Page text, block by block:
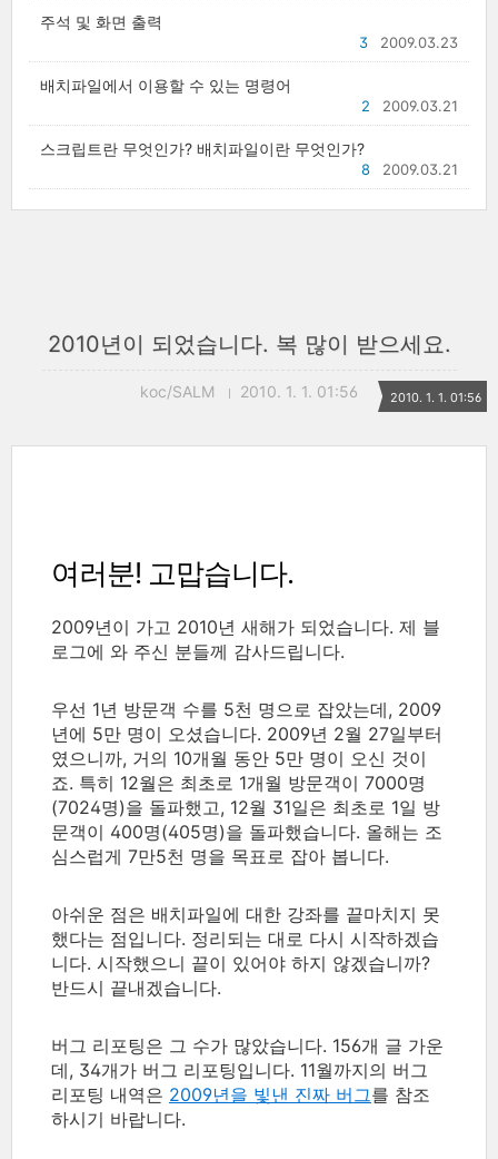
주석 및 화면 출력
2009.03.23
3
배치파일에서 이용할 수 있는 명령어
2009.03.21
2
스크립트란 무엇인가? 배치파일이란 무엇인가?
2009.03.21
8
2010년이 되었습니다. 복 많이 받으세요.
koc/SALM 2010. 1. 1. 01:56 2010. 1. 1. 01:56
여러분! 고맙습니다.
2009년이 가고 2010년 새해가 되었습니다. 제 블
로그에 와 주신 분들께 감사드립니다.
우선 1년 방문객 수를 5천 명으로 잡았는데, 2009
년에 5만 명이 오셨습니다. 2009년 2월 27일부터
였으니까, 거의 10개월 동안 5만 명이 오신 것이
죠. 특히 12월은 최초로 1개월 방문객이 7000명
(7024명)을 돌파했고, 12월 31일은 최초로 1일 방
문객이 400명(405명)을 돌파했습니다. 올해는 조
심스럽게 7만5천 명을 목표로 잡아 봅니다.
아쉬운 점은 배치파일에 대한 강좌를 끝마치지 못
했다는 점입니다. 정리되는 대로 다시 시작하겠습
니다. 시작했으니 끝이 있어야 하지 않겠습니까?
반드시 끝내겠습니다.
버그 리포팅은 그 수가 많았습니다. 156개 글 가운
데, 34개가 버그 리포팅입니다. 11월까지의 버그
리포팅 내역은 2009년을 빛낸 진짜 버그를 참조
하시기 바랍니다.